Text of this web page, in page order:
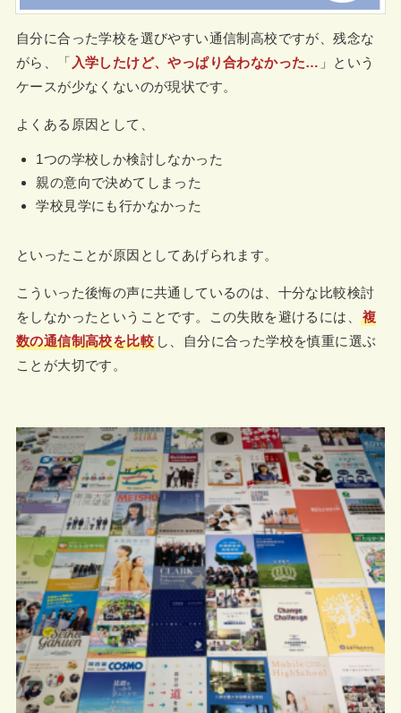
自分に合った学校を選びやすい通信制高校ですが、残念な
がら、「 入学したけど、やっぱり合わなかった… 」という
ケースが少なくないのが現状です。
よくある原因として、
1つの学校しか検討しなかった
親の意向で決めてしまった
学校見学にも行かなかった
といったことが原因としてあげられます。
こういった後悔の声に共通しているのは、十分な比較検討
をしなかったということです。この失敗を避けるには、
複
数の通信制高校を比較し、自分に合った学校を慎重に選ぶ
ことが大切です。